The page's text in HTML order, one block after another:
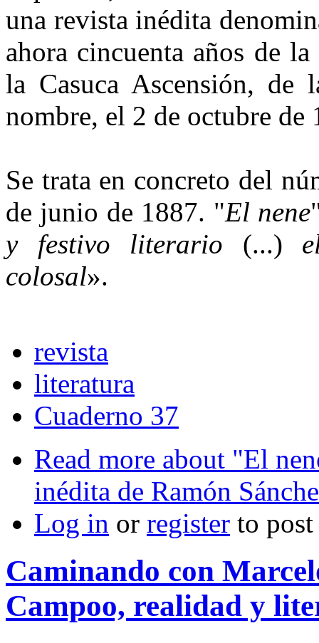
una revista inédita
ahora cincuenta años de
la Casuca Ascensión, de
nombre, el 2 de octubre de
Se trata en concreto del
de junio de 1887. "El nene
y festivo literario (...)
colosal».
revista
literatura
Cuaderno 37
Read more about "El
inédita de Ramón
Log in or register to
Caminando con
Campoo, realidad y